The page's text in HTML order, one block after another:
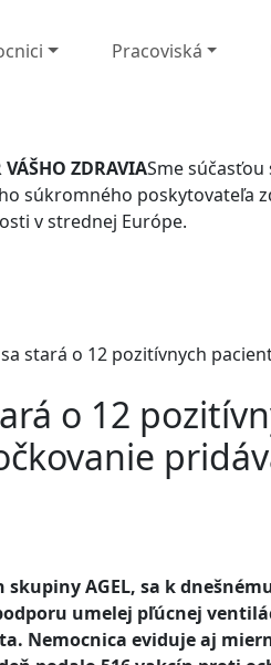
Pracoviská
VÁŠHO ZDRAVIASme súčasťou
súkromného poskytovateľa
v strednej Európe.
stará o 12 pozitívnych
o 12
AGEL, sa k
umelej pľúcnej
Nemocnica eviduje aj